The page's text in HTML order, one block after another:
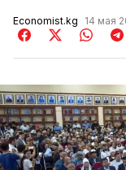
Economist.kg 14 мая